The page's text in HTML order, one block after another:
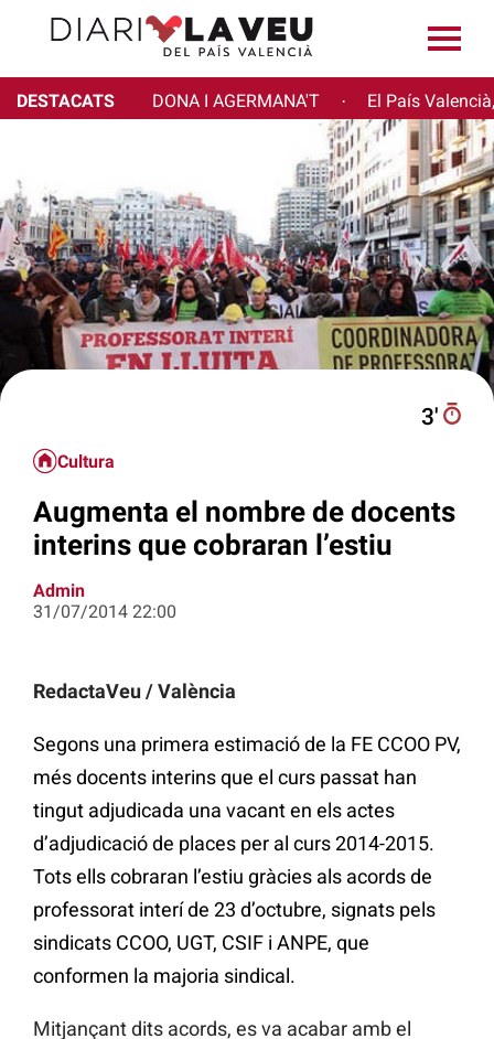
DESTACATS DONA I AGERMANA'T · El País
3′
Cultura
Augmenta el nombre de docents
interins que cobraran l’estiu
Admin
31/07/2014 22:00
RedactaVeu / València
Segons una primera estimació de la FE CCOO PV,
més docents interins que el curs passat han
tingut adjudicada una vacant en els actes
d’adjudicació de places per al curs 2014-2015.
Tots ells cobraran l’estiu gràcies als acords de
professorat interí de 23 d’octubre, signats pels
sindicats CCOO, UGT, CSIF i ANPE, que
conformen la majoria sindical.
Mitjançant dits acords, es va acabar amb el